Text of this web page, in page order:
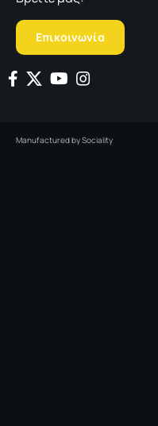
Επικοινωνία
Manufactured bySociality